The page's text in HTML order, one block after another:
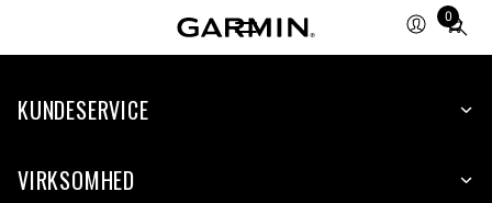
0
Total
items
cart:
KUNDESERVICE
VIRKSOMHED